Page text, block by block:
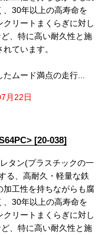
、30年以上の高寿命を
リートまくらぎに対し
、特に高い耐久性と施
ています。
ムード満点の走行...
月22日
[20-038]
タン(プラスチックの一
る、高耐久・軽量な鉄
加工性を持ちながらも腐
、30年以上の高寿命を
リートまくらぎに対し
、特に高い耐久性と施